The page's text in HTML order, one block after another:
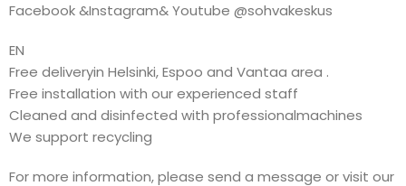
Facebook &Instagram& Youtube @sohvakeskus
EN
Free deliveryin Helsinki, Espoo and Vantaa area .
Free installation with our experienced staff
Cleaned and disinfected with professionalmachines
We support recycling
For more information, please send a message or visit our